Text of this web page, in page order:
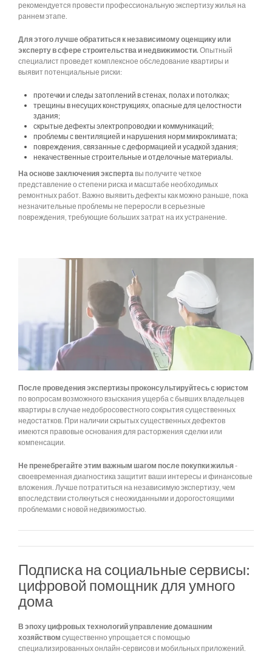
рекомендуется провести профессиональную экспертизу жилья на
раннем этапе.
Для этого лучше обратиться к независимому оценщику или
эксперту в сфере строительства и недвижимости. Опытный
специалист проведет комплексное обследование квартиры и
выявит потенциальные риски:
протечки и следы затоплений в стенах, полах и потолках;
трещины в несущих конструкциях, опасные для целостности
здания;
скрытые дефекты электропроводки и коммуникаций;
проблемы с вентиляцией и нарушения норм микроклимата;
повреждения, связанные с деформацией и усадкой здания;
некачественные строительные и отделочные материалы.
На основе заключения эксперта вы получите четкое
представление о степени риска и масштабе необходимых
ремонтных работ. Важно выявить дефекты как можно раньше, пока
незначительные проблемы не переросли в серьезные
повреждения, требующие больших затрат на их устранение.
После проведения экспертизы проконсультируйтесь с юристом
по вопросам возможного взыскания ущерба с бывших владельцев
квартиры в случае недобросовестного сокрытия существенных
недостатков. При наличии скрытых существенных дефектов
имеются правовые основания для расторжения сделки или
компенсации.
Не пренебрегайте этим важным шагом после покупки жилья -
своевременная диагностика защитит ваши интересы и финансовые
вложения. Лучше потратиться на независимую экспертизу, чем
впоследствии столкнуться с неожиданными и дорогостоящими
проблемами с новой недвижимостью.
Подписка на социальные сервисы:
цифровой помощник для умного
дома
В эпоху цифровых технологий управление домашним
хозяйством существенно упрощается с помощью
специализированных онлайн-сервисов и мобильных приложений.